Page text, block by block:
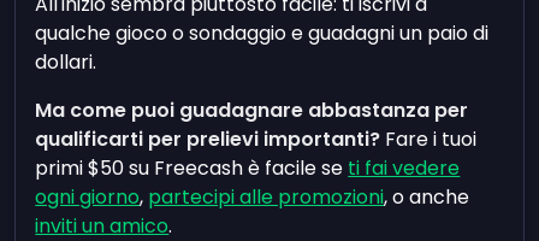
qualche gioco o sondaggio e guadagni un paio di
dollari.
Ma come puoi guadagnare abbastanza per
qualificarti per prelievi importanti? Fare i tuoi
primi $50 su Freecash è facile se ti fai vedere
ogni giorno, partecipi alle promozioni, o anche
inviti un amico.